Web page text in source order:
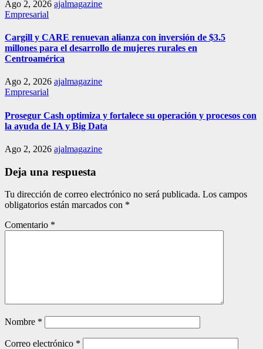
Ago 2, 2026 ajalmagazine
Empresarial
Cargill y CARE renuevan alianza con inversión de $3.5
millones para el desarrollo de mujeres rurales en
Centroamérica
Ago 2, 2026 ajalmagazine
Empresarial
Prosegur Cash optimiza y fortalece su operación y procesos con
la ayuda de IA y Big Data
Ago 2, 2026 ajalmagazine
Deja una respuesta
Tu dirección de correo electrónico no será publicada. Los campos
obligatorios están marcados con *
Comentario *
Nombre *
Correo electrónico *